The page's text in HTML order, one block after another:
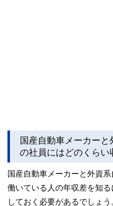
国産自動車メーカー
の社員にはどのくらい
国産自動車メーカーと外資
働いている人の年収差を知
しておく必要があるでしょ